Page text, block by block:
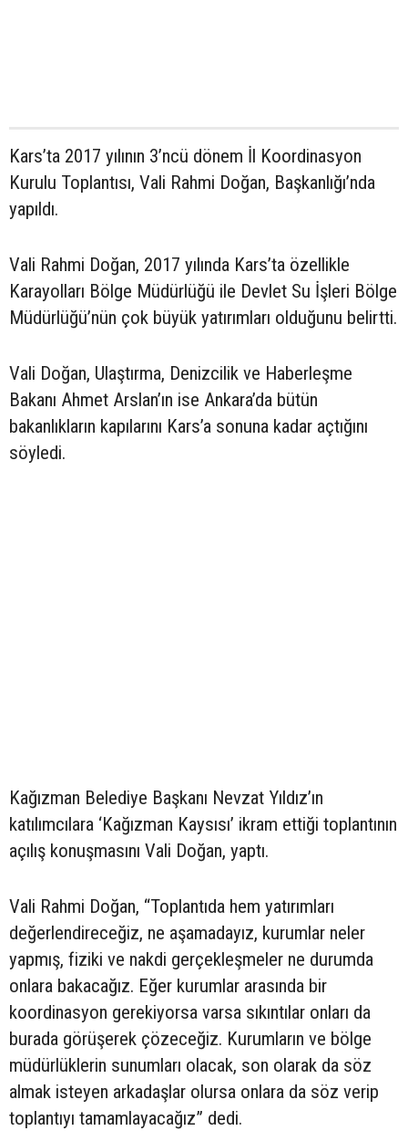
Kars’ta 2017 yılının 3’ncü dönem İl Koordinasyon
Kurulu Toplantısı, Vali Rahmi Doğan, Başkanlığı’nda
yapıldı.
Vali Rahmi Doğan, 2017 yılında Kars’ta özellikle
Karayolları Bölge Müdürlüğü ile Devlet Su İşleri Bölge
Müdürlüğü’nün çok büyük yatırımları olduğunu belirtti.
Vali Doğan, Ulaştırma, Denizcilik ve Haberleşme
Bakanı Ahmet Arslan’ın ise Ankara’da bütün
bakanlıkların kapılarını Kars’a sonuna kadar açtığını
söyledi.
Kağızman Belediye Başkanı Nevzat Yıldız’ın
katılımcılara ‘Kağızman Kaysısı’ ikram ettiği toplantının
açılış konuşmasını Vali Doğan, yaptı.
Vali Rahmi Doğan, “Toplantıda hem yatırımları
değerlendireceğiz, ne aşamadayız, kurumlar neler
yapmış, fiziki ve nakdi gerçekleşmeler ne durumda
onlara bakacağız. Eğer kurumlar arasında bir
koordinasyon gerekiyorsa varsa sıkıntılar onları da
burada görüşerek çözeceğiz. Kurumların ve bölge
müdürlüklerin sunumları olacak, son olarak da söz
almak isteyen arkadaşlar olursa onlara da söz verip
toplantıyı tamamlayacağız” dedi.